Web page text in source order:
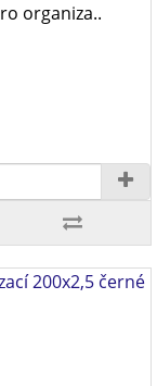
organiza..
200x2,5 černé